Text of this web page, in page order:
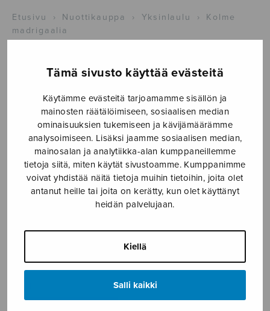
Tämä sivusto käyttää evästeitä
Käytämme evästeitä tarjoamamme sisällön ja
mainosten räätälöimiseen, sosiaalisen median
ominaisuuksien tukemiseen ja kävijämäärämme
analysoimiseen. Lisäksi jaamme sosiaalisen median,
mainosalan ja analytiikka-alan kumppaneillemme
tietoja siitä, miten käytät sivustoamme. Kumppanimme
voivat yhdistää näitä tietoja muihin tietoihin, joita olet
antanut heille tai joita on kerätty, kun olet käyttänyt
heidän palvelujaan.
Kiellä
Salli kaikki
Etusivu › Nuottikauppa › Yksinlaulu ›
Kolme
madrigaalia
Kolme
madrigaalia
madrigaalia